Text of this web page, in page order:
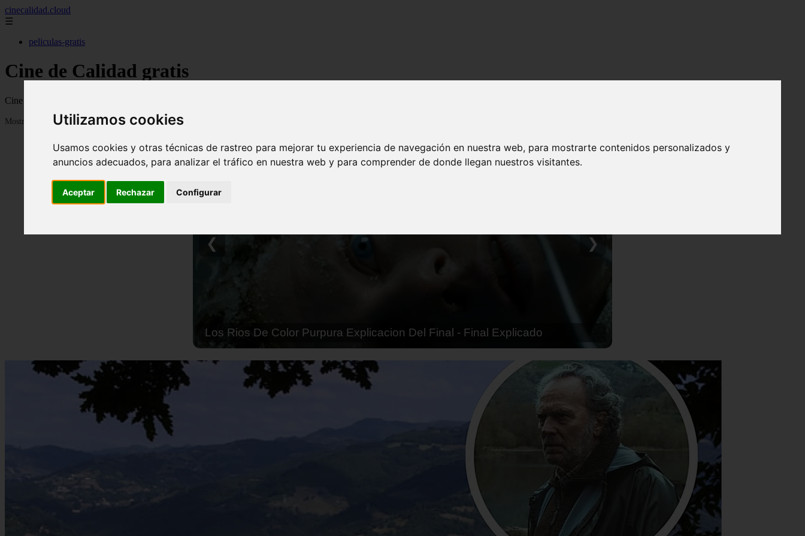
Utilizamos cookies
Usamos cookies y otras técnicas de rastreo para mejorar tu experiencia de navegación en nuestra web, para mostrarte contenidos personalizados y
anuncios adecuados, para analizar el tráfico en nuestra web y para comprender de donde llegan nuestros visitantes.
Aceptar Rechazar Configurar
cinecalidad.cloud
☰
peliculas-gratis
Cine de Calidad gratis
Cine de calidad con películas antiguas o clásicas de calidad para ver gratis y legalmente en Youtube o Archive
Mostrando 1 - 24 de 1843 artículos
Solo Las Bestias - Final Explicado
❮ ❯